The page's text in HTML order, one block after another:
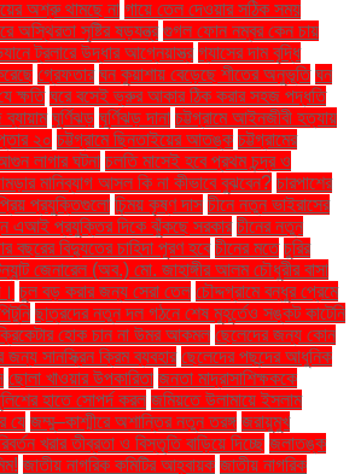
অশ্রু থামছে না গায়ে তেল দেওয়ার সঠিক সময়
অস্থিরতা সৃষ্টির ষড়যন্ত্র গুগল ফোন নম্বর কেন চায়
ট্রলারে উদ্ধার আগ্নেয়াস্ত্র গ্যাসের দাম বৃদ্ধি
গ্রেফতার ঘন কুয়াশায় বেড়েছে শীতের অনুভূতি ঘন
ক্ষতি ঘরে বসেই ভ্রুর আকার ঠিক করার সহজ পদ্ধতি
ঘূর্ণিঝড় ঘূর্ণিঝড় দানা চট্টগ্রামে আইনজীবী হত্যায়
২০ চট্টগ্রামে ছিনতাইয়ের আতঙ্ক চট্টগ্রামের
লাগার ঘটনা চলতি মাসেই হবে প্রথম চন্দ্র ও
মানিব্যাগ আসল কি না কীভাবে বুঝবেন? চারপাশের
প্রযুক্তিগুলো চিন্ময় কৃষ্ণ দাস চীনে নতুন ভাইরাসের
এআই প্রযুক্তির দিকে ঝুঁকছে সরকার চীনের নতুন
বছরের বিদ্যুতের চাহিদা পূরণ হবে চীনের মতে চুরির
জেনারেল (অব.) মো. জাহাঙ্গীর আলম চৌধুরীর বাসা
চুল বড় করার জন্য সেরা তেল চৌদ্দগ্রামে বন্ধুর প্রেমে
ছাত্রদের নতুন দল গঠনে শেষ মুহূর্তেও সঙ্কট কাটেনি
হোক চান না উমর আকমল ছেলেদের জন্য কোন
জন্য সানস্ক্রিন ক্রিম ব্যবহার ছেলেদের পছন্দের আধুনিক
ছোলা খাওয়ার উপকারিতা জনতা মাদ্রাসাশিক্ষককে
হাতে সোপর্দ করল জমিয়তে উলামায়ে ইসলাম
যে জম্মু–কাশ্মীরে অশান্তির নতুন তরঙ্গ জরায়ুমুখ
খরার তীব্রতা ও বিস্তৃতি বাড়িয়ে দিচ্ছে জলাতঙ্ক
জাতীয় নাগরিক কমিটির আহ্বায়ক জাতীয় নাগরিক